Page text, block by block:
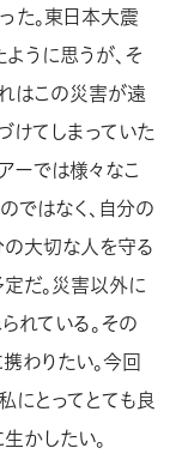
た。東日本大震
うに思うが、そ
はこの災害が遠
けてしまっていた
ーでは様々なこ
ではなく、自分の
の大切な人を守る
だ。災害以外に
れている。その
わりたい。今回
にとってとても良
かしたい。